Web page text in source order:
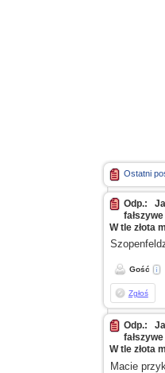
Ostatni
Odp.:
W tle złota
Gość
Zgłoś
Odp.:
W tle złota
Macie